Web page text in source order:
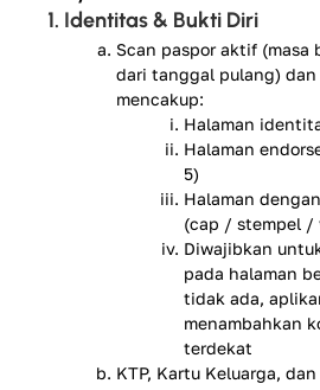
1. Identitas & Bukti Diri
Scan paspor aktif (masa
dari tanggal pulang) dan
mencakup:
Halaman
Halaman
5)
Halaman
(cap / stempel /
Diwajibkan
pada halaman
tidak ada,
menambahkan
terdekat
KTP, Kartu Keluarga,